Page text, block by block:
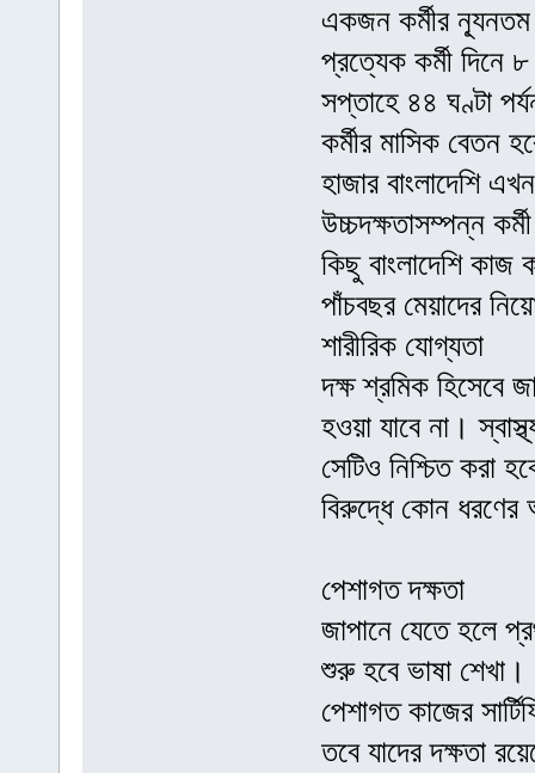
একজন কর্মীর ন্যূনতম
প্রত্যেক কর্মী দিনে
সপ্তাহে ৪৪ ঘণ্টা
কর্মীর মাসিক বেতন
হাজার বাংলাদেশি
উচ্চদক্ষতাসম্পন্ন
কিছু বাংলাদেশি কাজ
পাঁচবছর মেয়াদের
শারীরিক যোগ্যতা
দক্ষ শ্রমিক হিসেবে
হওয়া যাবে না।
সেটিও নিশ্চিত করা
বিরুদ্ধে কোন ধরণের
পেশাগত দক্ষতা
জাপানে যেতে হলে
শুরু হবে ভাষা শেখা।
পেশাগত কাজের
তবে যাদের দক্ষতা